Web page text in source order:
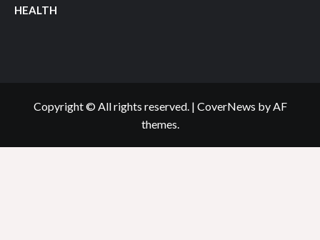
HEALTH
Copyright © All rights reserved. | CoverNews by AF
themes.